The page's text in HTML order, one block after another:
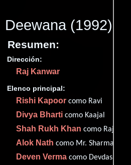
Deewana(1992)
Resumen:
Dirección:
Raj Kanwar
Elenco principal:
Rishi Kapoor como Ravi
Divya Bharti como Kaajal
Shah Rukh Khan como Raja
Alok Nath como Mr. Sharma
Deven Verma como Devdas